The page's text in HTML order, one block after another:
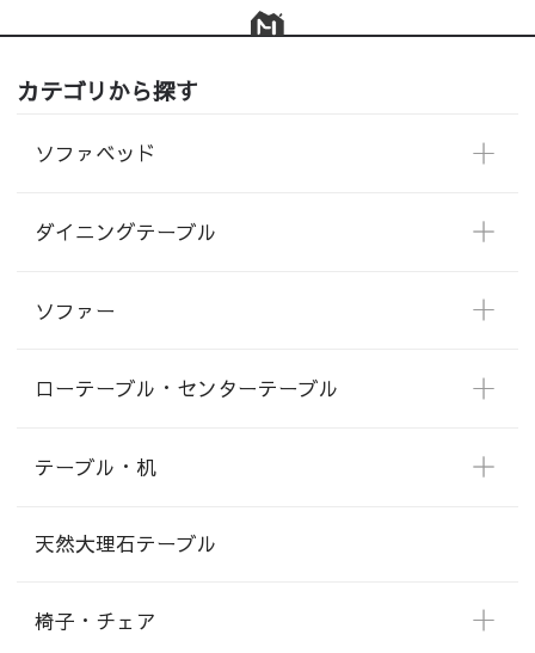
カテゴリから探す
ソファベッド
ダイニングテーブル
ソファー
ローテーブル・センターテーブル
テーブル・机
天然大理石テーブル
椅子・チェア